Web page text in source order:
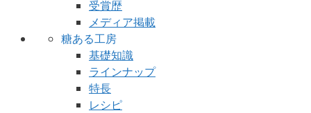
受賞歴
メディア掲載
糖ある工房
基礎知識
ラインナップ
特長
レシピ